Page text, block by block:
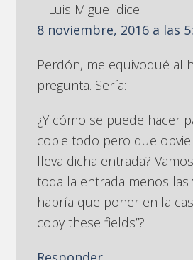
Luis Miguel dice
8 noviembre, 2016 a las
Perdón, me equivoqué al
pregunta. Sería:
¿Y cómo se puede hacer
copie todo pero que obvie
lleva dicha entrada?
toda la entrada menos las
habría que poner en la
copy these fields”?